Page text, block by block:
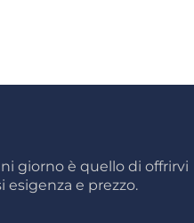
giorno è quello di offrirvi
esigenza e prezzo.